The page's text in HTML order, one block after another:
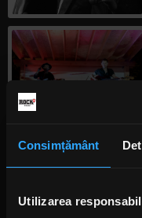
Consimțământ
Utilizarea